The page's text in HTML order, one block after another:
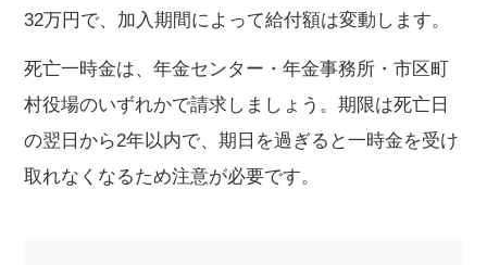
32万円で、加入期間によって給付額は変動します。
死亡一時金は、年金センター・年金事務所・市区町
村役場のいずれかで請求しましょう。期限は死亡日
の翌日から2年以内で、期日を過ぎると一時金を受け
取れなくなるため注意が必要です。